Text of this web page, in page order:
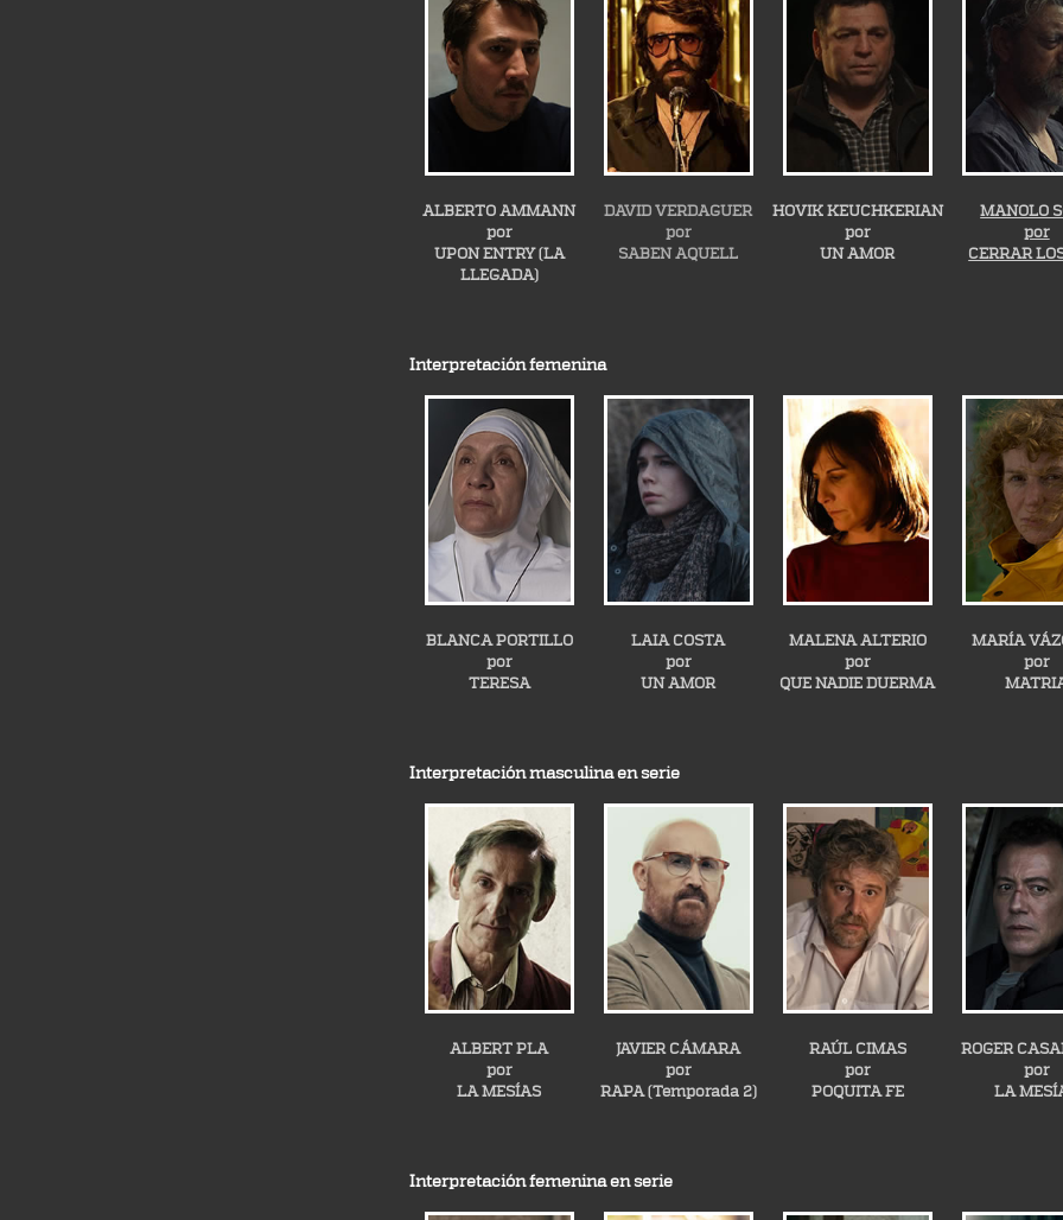
ALBERTO AMMANN
por
UPON ENTRY (LA
LLEGADA)
DAVID VERDAGUER
por
SABEN AQUELL
HOVIK KEUCHKERIAN
por
UN AMOR
MANOLO
por
CERRAR
Interpretación femenina
BLANCA PORTILLO
por
TERESA
LAIA COSTA
por
UN AMOR
MALENA ALTERIO
por
QUE NADIE DUERMA
MARÍA
por
Interpretación masculina en serie
ALBERT PLA
por
LA MESÍAS
JAVIER CÁMARA
por
RAPA (Temporada 2)
RAÚL CIMAS
por
POQUITA FE
ROGER
por
LA
Interpretación femenina en serie